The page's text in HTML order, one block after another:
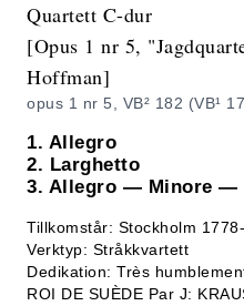
Quartett C-dur
[Opus 1 nr 5,
Hoffman]
opus 1 nr 5, VB² 182 (VB¹
1. Allegro
2. Larghetto
3. Allegro — Minore —
Tillkomstår: Stockholm
Verktyp: Stråkkvartett
Dedikation: Très
ROI DE SUÈDE Par J: